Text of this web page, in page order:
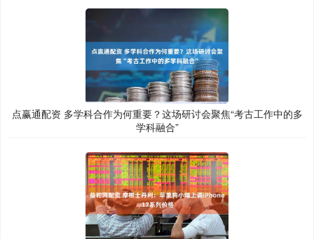
点赢通配资 多学科合作为何重要？这场研讨会聚焦“考古工作中的多
学科融合”